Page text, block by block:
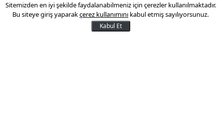
İstanbul'da 60 milyon TL'lik
Sitemizden en iyi şekilde faydalanabilmeniz için çerezler kullanılmaktadır.
Bu siteye giriş yaparakçerez kullanımını kabul etmiş sayılıyorsunuz.
Kabul Et